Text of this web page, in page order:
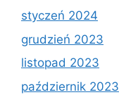
styczeń 2024
grudzień 2023
listopad 2023
październik 2023